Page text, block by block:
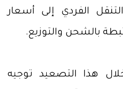
الفردي إلى أسعار
بالشحن والتوزيع.
هذا التصعيد توجيه